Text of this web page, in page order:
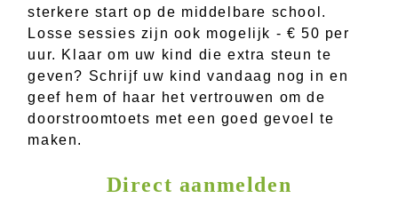
sterkere start op de middelbare school.
Losse sessies zijn ook mogelijk - € 50 per
uur. Klaar om uw kind die extra steun te
geven? Schrijf uw kind vandaag nog in en
geef hem of haar het vertrouwen om de
doorstroomtoets met een goed gevoel te
maken.
Direct aanmelden